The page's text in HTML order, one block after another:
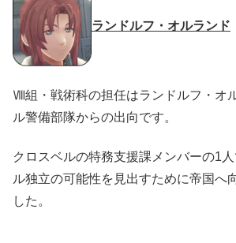
ランドルフ・オルランド
Ⅷ組・戦術科の担任はランドルフ・オ
ル警備部隊からの出向です。
クロスベルの特務支援課メンバーの1
ル独立の可能性を見出すために帝国へ
した。